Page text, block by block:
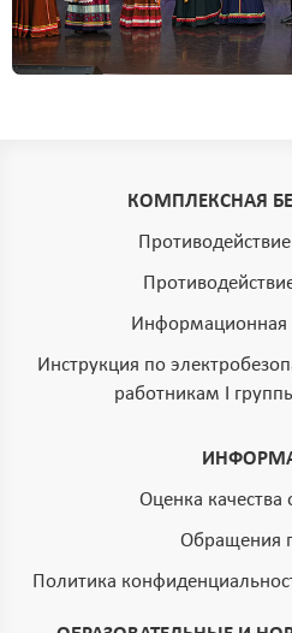
КОМПЛЕКСНАЯ
Информационная
Инструкция по
работникам I
Оценка качества
Обращения
Политика